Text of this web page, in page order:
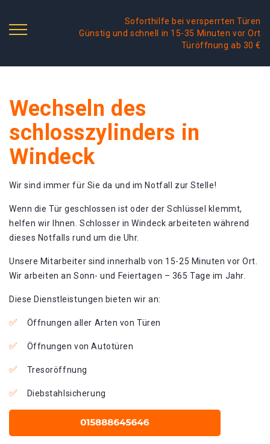
Soforthilfe bei versperrten Türen
Günstig und schnell in 15-35 Minuten vor Ort
Türöffnung ab 30 €
Wechseln des
schlosszylinders in
Windeck
Wir sind immer für Sie da und im Notfall zur Stelle!
Wenn die Tür geschlossen ist oder der Schlüssel klemmt,
helfen wir Ihnen. Schlosser in Windeck arbeiteten während
dieses Notfalls rund um die Uhr.
Unsere Mitarbeiter sind innerhalb von 15-25 Minuten vor Ort.
Wir arbeiten an Sonn- und Feiertagen – 365 Tage im Jahr.
Diese Dienstleistungen bieten wir an:
Öffnungen aller Arten von Türen
Öffnungen von Autotüren
Tresoröffnung
Diebstahlsicherung